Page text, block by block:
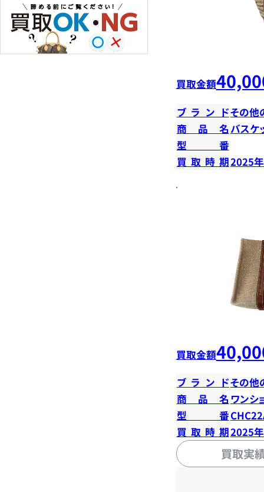
買取金額
ブランドその他
商品名バスケ
型番
買取時期2025
買取金額
ブランドその他
商品名 ワンシ
型番
買取時期2025
買取実